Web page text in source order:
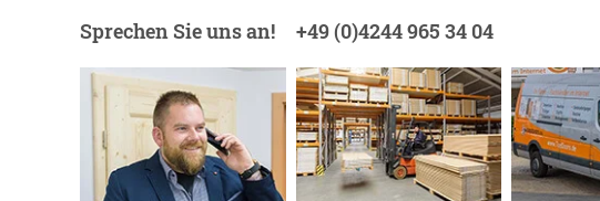
Sprechen Sie uns an! +49 (0)4244 965 34 04